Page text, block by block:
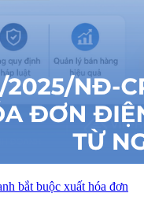
bắt buộc xuất hóa đơn